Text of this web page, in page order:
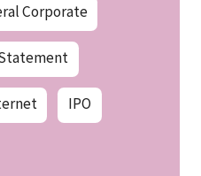
Corporate
IPO